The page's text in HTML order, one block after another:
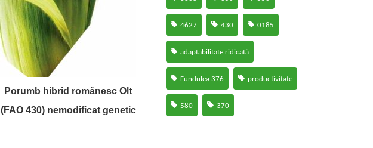
Porumb hibrid românesc Olt
(FAO 430) nemodificat genetic
4627 430 0185
adaptabilitate ridicată
Fundulea 376 productivitate
580 370